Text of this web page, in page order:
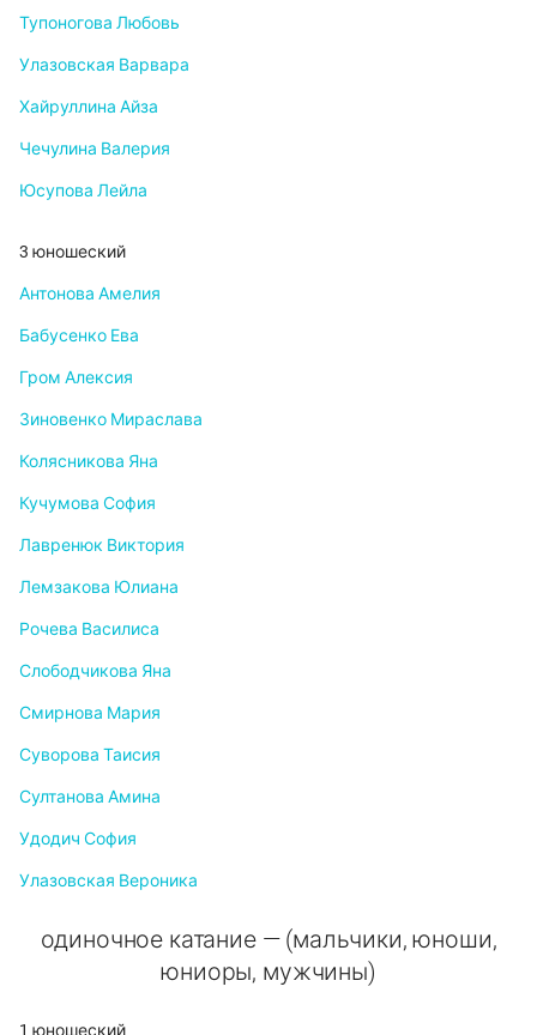
Тупоногова Любовь
Улазовская Варвара
Хайруллина Айза
Чечулина Валерия
Юсупова Лейла
3 юношеский
Антонова Амелия
Бабусенко Ева
Гром Алексия
Зиновенко Мираслава
Колясникова Яна
Кучумова София
Лавренюк Виктория
Лемзакова Юлиана
Рочева Василиса
Слободчикова Яна
Смирнова Мария
Суворова Таисия
Султанова Амина
Удодич София
Улазовская Вероника
одиночное катание — (мальчики, юноши,
юниоры, мужчины)
1 юношеский